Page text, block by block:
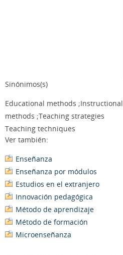
Sinónimos(s)
Educational methods ;Instructional
methods ;Teaching strategies
Teaching techniques
Ver también:
Enseñanza
Enseñanza por módulos
Estudios en el extranjero
Innovación pedagógica
Método de aprendizaje
Método de formación
Microenseñanza